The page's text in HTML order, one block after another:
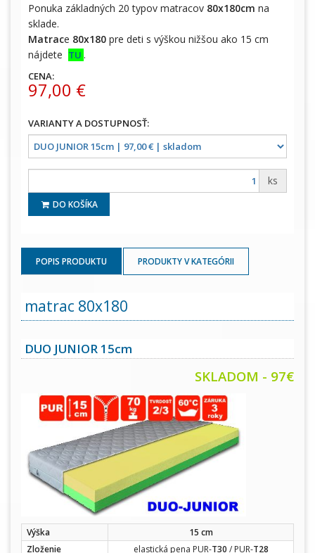
Ponuka základných 20 typov matracov 80x180cm na
sklade.
Matrace 80x180 pre deti s výškou nižšou ako 15 cm
nájdete TU .
CENA:
97,00 €
ks
DO KOŠÍKA
POPIS PRODUKTU PRODUKTY V KATEGÓRII
matrac 80x180
DUO JUNIOR 15cm
SKLADOM - 97€
Výška
15 cm
Zloženie
elastická pena PUR-T30 / PUR-T28